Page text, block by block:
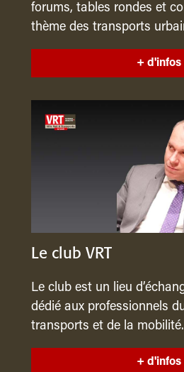
forums, tables rondes et
thème des transports
+ d'infos
Le club VRT
Le club est un lieu
dédié aux professionnels
transports et de la mobilité.
+ d'infos